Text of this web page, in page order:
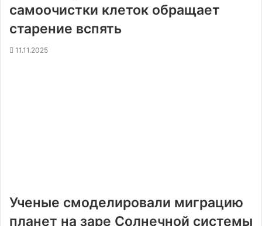
самоочистки клеток обращает
старение вспять
11.11.2025
Ученые смоделировали миграцию
планет на заре Солнечной системы